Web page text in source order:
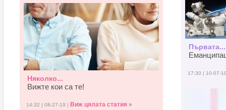
Няколко...
Вижте кои са те!
14:32 | 08-27-19 | Виж цялата статия »
Първата...
17:30 | 10-07-